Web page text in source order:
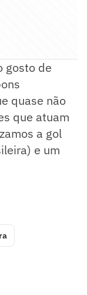
gosto de
quase não
que atuam
a gol
e um